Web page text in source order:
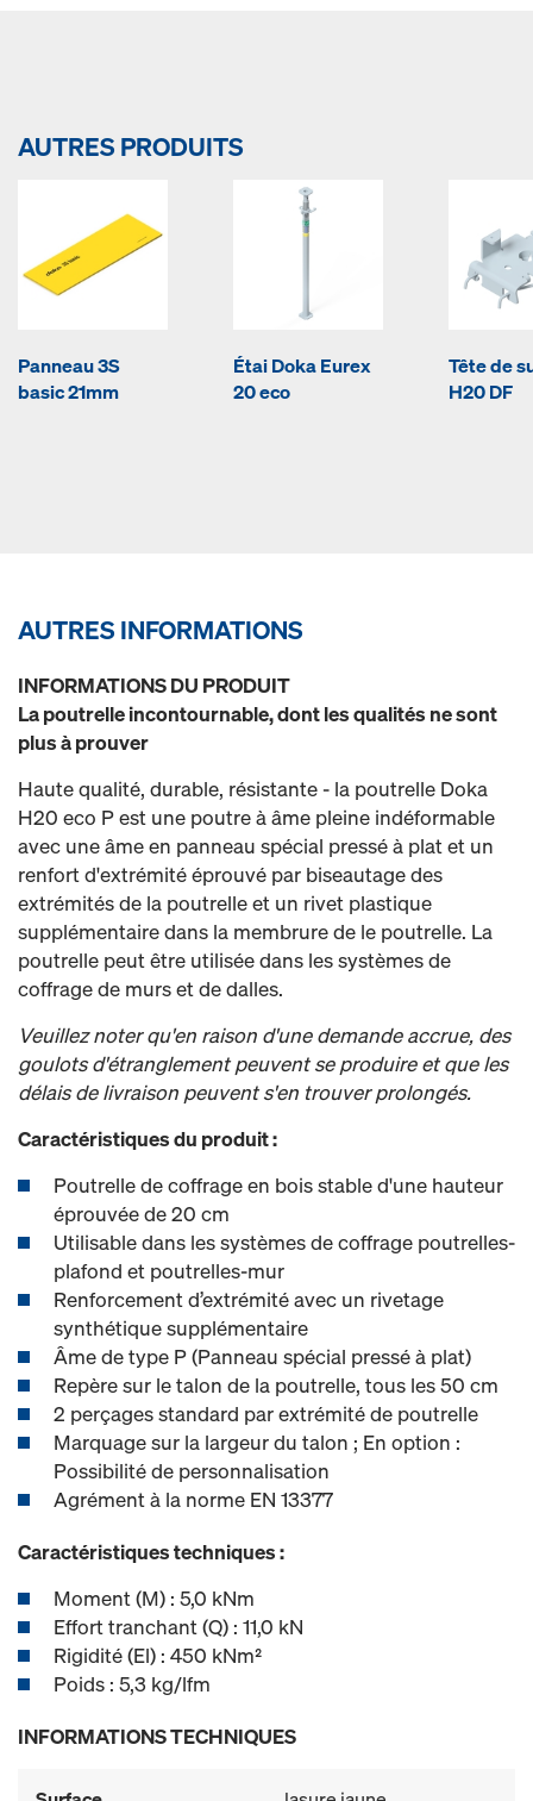
AUTRES PRODUITS
Panneau 3S
basic 21mm
Étai Doka Eurex
20 eco
Tête de
H20 DF
AUTRES INFORMATIONS
INFORMATIONS DU PRODUIT
La poutrelle incontournable, dont les qualités ne sont
plus à prouver
Haute qualité, durable, résistante - la poutrelle Doka
H20 eco P est une poutre à âme pleine indéformable
avec une âme en panneau spécial pressé à plat et un
renfort d'extrémité éprouvé par biseautage des
extrémités de la poutrelle et un rivet plastique
supplémentaire dans la membrure de le poutrelle. La
poutrelle peut être utilisée dans les systèmes de
coffrage de murs et de dalles.
Veuillez noter qu'en raison d'une demande accrue, des
goulots d'étranglement peuvent se produire et que les
délais de livraison peuvent s'en trouver prolongés.
Caractéristiques du produit :
Poutrelle de coffrage en bois stable d'une hauteur
éprouvée de 20 cm
Utilisable dans les systèmes de coffrage poutrelles-
plafond et poutrelles-mur
Renforcement d’extrémité avec un rivetage
synthétique supplémentaire
Âme de type P (Panneau spécial pressé à plat)
Repère sur le talon de la poutrelle, tous les 50 cm
2 perçages standard par extrémité de poutrelle
Marquage sur la largeur du talon ; En option :
Possibilité de personnalisation
Agrément à la norme EN 13377
Caractéristiques techniques :
Moment (M) : 5,0 kNm
Effort tranchant (Q) : 11,0 kN
Rigidité (El) : 450 kNm²
Poids : 5,3 kg/lfm
INFORMATIONS TECHNIQUES